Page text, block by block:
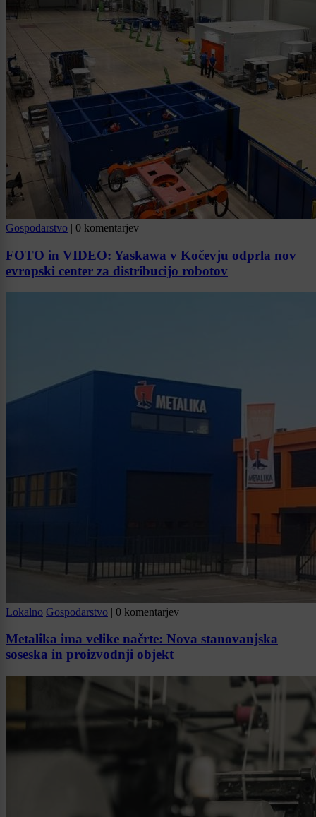
Gospodarstvo | 0 komentarjev
FOTO in VIDEO: Yaskawa v Kočevju odprla nov
evropski center za distribucijo robotov
Lokalno Gospodarstvo | 0 komentarjev
Metalika ima velike načrte: Nova stanovanjska
soseska in proizvodnji objekt